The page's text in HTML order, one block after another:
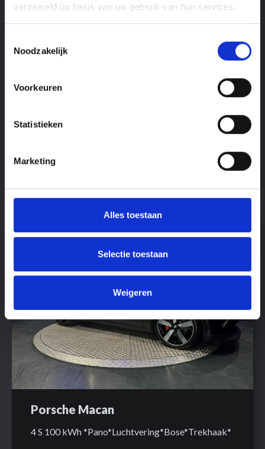
verzameld op basis van uw gebruik van hun services.
Noodzakelijk
Voorkeuren
Statistieken
Marketing
Alles toestaan
Selectie toestaan
Weigeren
BMW 3 Serie
Bouwjaar
Transmissie
€ 74.695,-
Porsche Macan
4 S 100 kWh *Pano*Luchtvering*Bose*Trekhaak*